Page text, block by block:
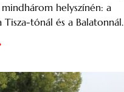
mindhárom helyszínén: a
tónál és a Balatonnál.